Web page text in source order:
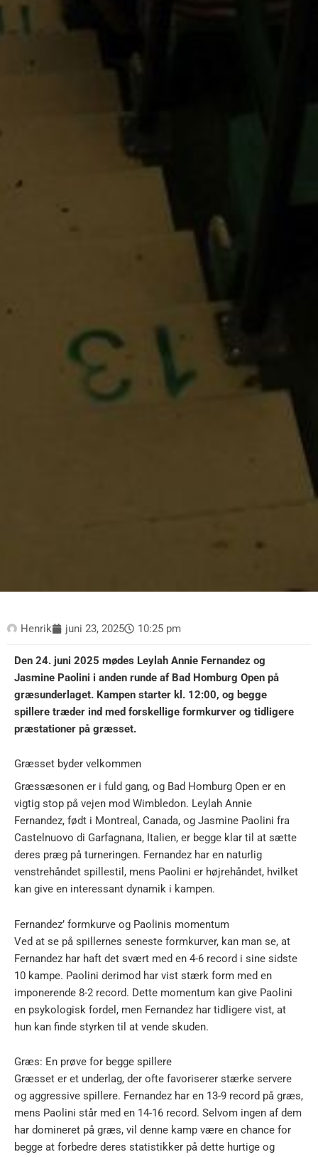
Henrik juni 23, 2025 10:25 pm
Den 24. juni 2025 mødes Leylah Annie Fernandez og
Jasmine Paolini i anden runde af Bad Homburg Open på
græsunderlaget. Kampen starter kl. 12:00, og begge
spillere træder ind med forskellige formkurver og tidligere
præstationer på græsset.
Græsset byder velkommen
Græssæsonen er i fuld gang, og Bad Homburg Open er en
vigtig stop på vejen mod Wimbledon. Leylah Annie
Fernandez, født i Montreal, Canada, og Jasmine Paolini fra
Castelnuovo di Garfagnana, Italien, er begge klar til at sætte
deres præg på turneringen. Fernandez har en naturlig
venstrehåndet spillestil, mens Paolini er højrehåndet, hvilket
kan give en interessant dynamik i kampen.
Fernandez’ formkurve og Paolinis momentum
Ved at se på spillernes seneste formkurver, kan man se, at
Fernandez har haft det svært med en 4-6 record i sine sidste
10 kampe. Paolini derimod har vist stærk form med en
imponerende 8-2 record. Dette momentum kan give Paolini
en psykologisk fordel, men Fernandez har tidligere vist, at
hun kan finde styrken til at vende skuden.
Græs: En prøve for begge spillere
Græsset er et underlag, der ofte favoriserer stærke servere
og aggressive spillere. Fernandez har en 13-9 record på græs,
mens Paolini står med en 14-16 record. Selvom ingen af dem
har domineret på græs, vil denne kamp være en chance for
begge at forbedre deres statistikker på dette hurtige og